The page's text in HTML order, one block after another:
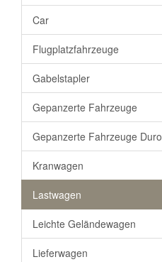
Car
Flugplatzfahrzeuge
Gabelstapler
Gepanzerte Fahrzeuge
Gepanzerte Fahrzeuge Duro
Kranwagen
Lastwagen
Leichte Geländewagen
Lieferwagen